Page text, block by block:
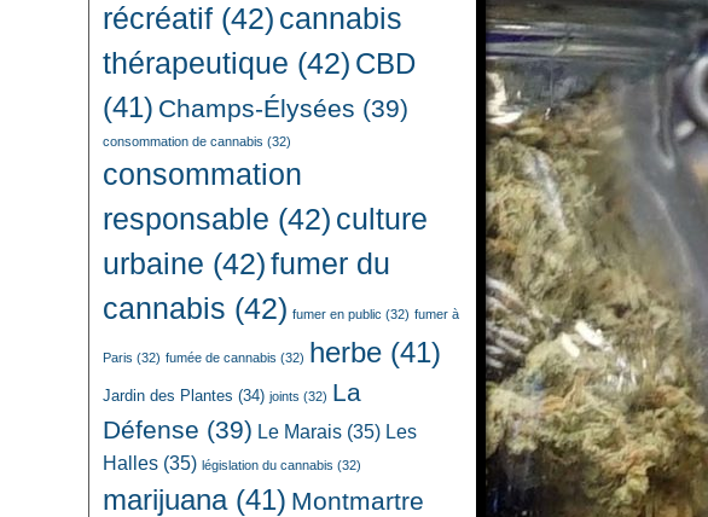
récréatif (42) cannabis
thérapeutique (42) CBD
(41) Champs-Élysées (39)
consommation de cannabis (32)
consommation
responsable (42) culture
urbaine (42)fumer du
cannabis (42) fumer en public (32) fumer à
Paris (32) fumée de cannabis (32) herbe (41)
Jardin des Plantes (34) joints (32) La
Défense (39) Le Marais (35) Les
Halles (35) législation du cannabis (32)
marijuana(41) Montmartre